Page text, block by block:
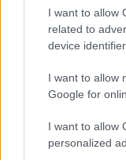
I want to allow
related to
device
I want to allow
Google for
I want to allow
personalized
Használt
akkumulátora
| 2022.11.13 09:39
vannak.